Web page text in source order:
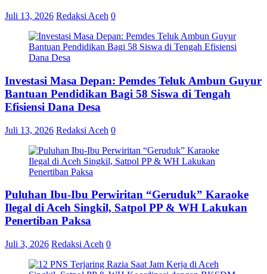
Juli 13, 2026 Redaksi Aceh 0
Investasi Masa Depan: Pemdes Teluk Ambun Guyur
Bantuan Pendidikan Bagi 58 Siswa di Tengah
Efisiensi Dana Desa
Juli 13, 2026 Redaksi Aceh 0
Puluhan Ibu-Ibu Perwiritan “Geruduk” Karaoke
Ilegal di Aceh Singkil, Satpol PP & WH Lakukan
Penertiban Paksa
Juli 3, 2026 Redaksi Aceh 0